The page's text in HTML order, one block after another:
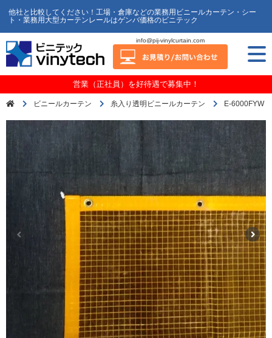
他社と比較してください！工場・倉庫などの業務用ビニールカーテン・シー
ト・業務用大型カーテンレールはゲンバ価格のビニテック
info@pij-vinylcurtain.com
営業（正社員）を好待遇で募集中！
ビニールカーテン 糸入り透明ビニールカーテン E-6000FYW